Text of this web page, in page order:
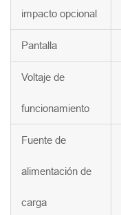
impacto opcional
Pantalla
Voltaje de
funcionamiento
Fuente de
alimentación de
carga